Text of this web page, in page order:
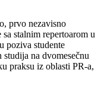
prvo nezavisno
sa stalnim repertoarom u
poziva studente
studija na dvomesečnu
praksu iz oblasti PR-a,